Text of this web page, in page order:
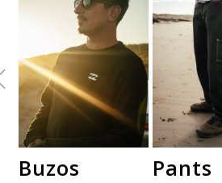
Buzos Pants